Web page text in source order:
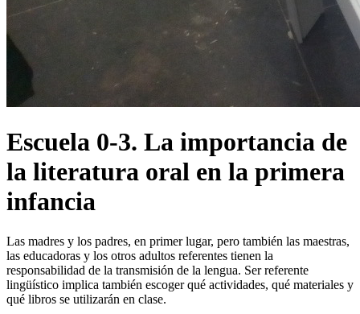
Escuela 0-3. La importancia de
la literatura oral en la primera
infancia
Las madres y los padres, en primer lugar, pero también las maestras,
las educadoras y los otros adultos referentes tienen la
responsabilidad de la transmisión de la lengua. Ser referente
lingüístico implica también escoger qué actividades, qué materiales y
qué libros se utilizarán en clase.